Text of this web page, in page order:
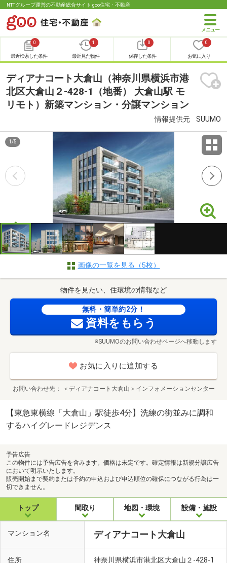
NTTグループ運営の不動産総合サイト goo住宅・不動産
0
最近検索した条件
1
最近見た物件
0
保存した条件
0
お気に入り
ディアナコート大倉山（神奈川県横浜市港
北区大倉山２-428-1（地番） 大倉山駅 モ
リモト）新築マンション・分譲マンション
情報提供元 SUUMO
1 /5
画像の一覧を見る（5枚）
物件を見たい、住環境の情報など
無料・簡単約2分！
資料をもらう
※SUUMOのお問い合わせページへ移動します
お気に入りに追加する
お問い合わせ先 ＜ディアナコート大倉山＞インフォメーションセンター
【東急東横線「大倉山」駅徒歩4分】洗練の街並みに調和
するハイグレードレジデンス
予告広告
この物件には予告広告を含みます。価格は未定です。確定情報は新規分譲広告
において明示いたします。
販売開始まで契約または予約の申込および申込順位の確保につながる行為は一
切できません。
トップ 間取り 地図・環境 設備・施設
マンション名 ディアナコート大倉山
住所
神奈川県横浜市港北区大倉山２-428-1